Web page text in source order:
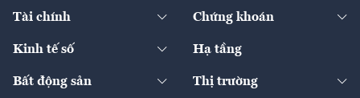
Diễn đàn
Tài chính
Ngân hàng
Chứng khoán
Doanh nghiệp niêm yết
Kinh tế số
Sản phẩm - Thị trường
Hạ tầng
Bất động sản Thị trường